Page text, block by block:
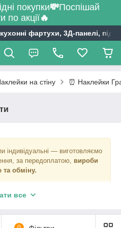
покупки💸Поспішай
по акції🔥
фартухи, 3Д-панелі,
на стіну ⏰ Наклейки
індивідуальні ― виготовляємо
за передоплатою, вироби
обміну.
наклейки з графіком
все